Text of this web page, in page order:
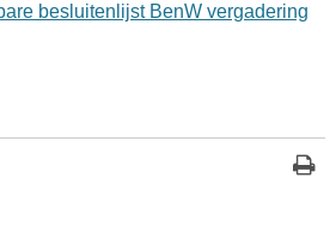
besluitenlijst BenW vergadering